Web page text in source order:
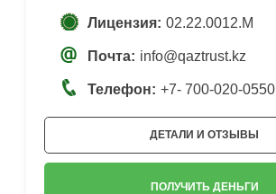
Лицензия: 02.22.0012.M
Почта: info@qaztrust.kz
Телефон: +7- 700-020-0550
ДЕТАЛИ И ОТЗЫВЫ
ПОЛУЧИТЬ ДЕНЬГИ